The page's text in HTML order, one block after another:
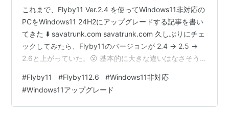
これまで、Flyby11 Ver.2.4 を使ってWindows11非対応の
PCをWindows11 24H2にアップグレードする記事を書い
てきた ⬇️ savatrunk.com savatrunk.com 久しぶりにチェ
ックしてみたら、Flyby11のバージョンが 2.4 → 2.5 →
2.6と上がっていた。😮 基本的に大きな違いはなさそう
目（赤枠）が加わり ⬇️ Ver.2.6では「限界に挑戦したい方
のために」という変更が加わったあたりかな ⬇️ 特に
Ver.2.6 では、これまでは無理だった古いPCでもアップ
#Flyby11 #Flyby112.6 #Windows11非対応
#Windows11アップグレード